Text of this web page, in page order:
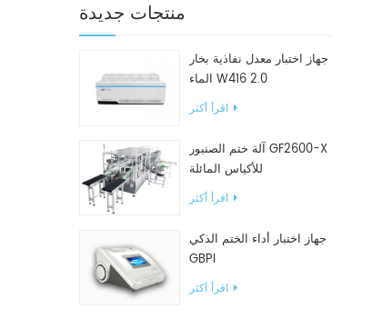
منتجات جديدة
جهاز اختبار معدل نفاذية بخار
الماء W416 2.0
اقرأ أكثر
آلة ختم الصنبور GF2600-X
للأكياس المائلة
اقرأ أكثر
جهاز اختبار أداء الختم الذكي
GBPI
اقرأ أكثر